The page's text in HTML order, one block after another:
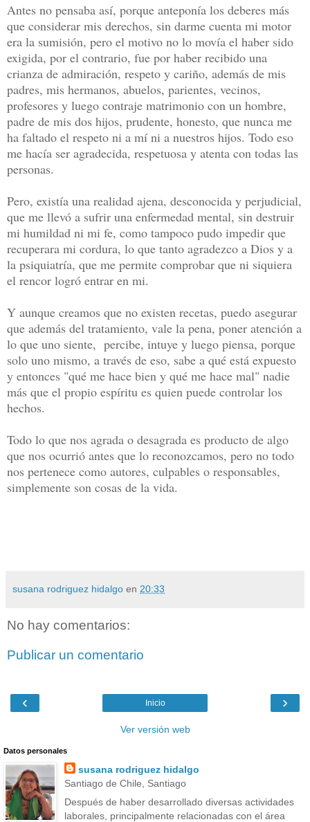
Antes no pensaba así, porque anteponía los deberes más
que considerar mis derechos, sin darme cuenta mi motor
era la sumisión, pero el motivo no lo movía el haber sido
exigida, por el contrario, fue por haber recibido una
crianza de admiración, respeto y cariño, además de mis
padres, mis hermanos, abuelos, parientes, vecinos,
profesores y luego contraje matrimonio con un hombre,
padre de mis dos hijos, prudente, honesto, que nunca me
ha faltado el respeto ni a mí ni a nuestros hijos. Todo eso
me hacía ser agradecida, respetuosa y atenta con todas las
personas.
Pero, existía una realidad ajena, desconocida y perjudicial,
que me llevó a sufrir una enfermedad mental, sin destruir
mi humildad ni mi fe, como tampoco pudo impedir que
recuperara mi cordura, lo que tanto agradezco a Dios y a
la psiquiatría, que me permite comprobar que ni siquiera
el rencor logró entrar en mi.
Y aunque creamos que no existen recetas, puedo asegurar
que además del tratamiento, vale la pena, poner atención a
lo que uno siente, percibe, intuye y luego piensa, porque
solo uno mismo, a través de eso, sabe a qué está expuesto
y entonces "qué me hace bien y qué me hace mal" nadie
más que el propio espíritu es quien puede controlar los
hechos.
Todo lo que nos agrada o desagrada es producto de algo
que nos ocurrió antes que lo reconozcamos, pero no todo
nos pertenece como autores, culpables o responsables,
simplemente son cosas de la vida.
susana rodriguez hidalgo en 20:33
No hay comentarios:
Publicar un comentario
‹ ›
Inicio
Ver versión web
Datos personales
susana rodriguez hidalgo
Santiago de Chile, Santiago
Después de haber desarrollado diversas actividades
laborales, principalmente relacionadas con el área